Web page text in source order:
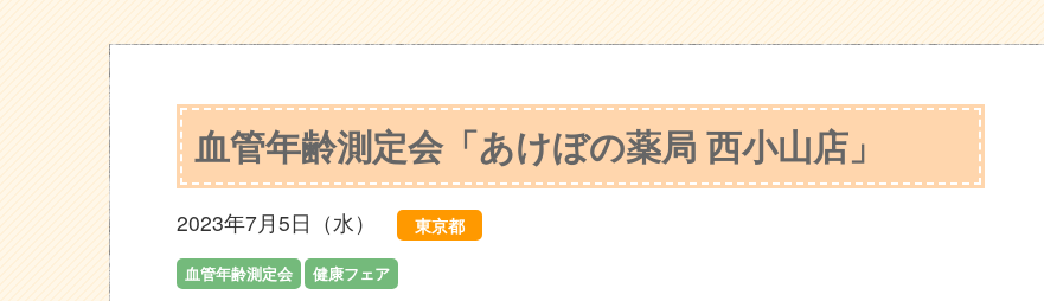
血管年齢測定会「あけぼの薬局 西小山店」
2023年7月5日（水） 東京都
血管年齢測定会 健康フェア